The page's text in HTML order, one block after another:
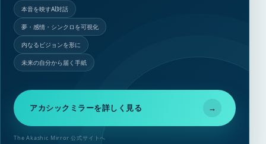
本音を映すAI対話
夢・感情・シンクロを可視化
内なるビジョンを形に
未来の自分から届く手紙
アカシックミラーを詳しく見る →
The Akashic Mirror 公式サイトへ